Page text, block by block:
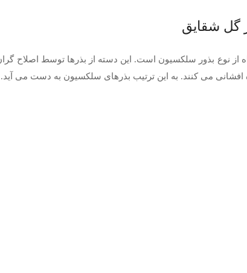
گل شقایق
از نوع بذور سلکسیون است. این دسته از بذرها توسط اصلاح
افشانی می کنند. به این ترتیب بذرهای سلکسیون به دست می آید.